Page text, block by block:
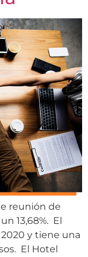
reunión de
13,68%. El
y tiene una
El Hotel